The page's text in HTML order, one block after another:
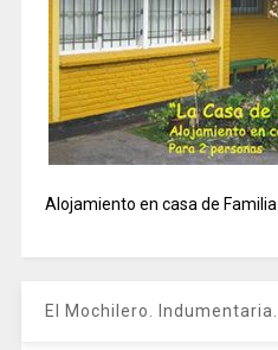
Alojamiento en casa de Familia
El Mochilero. Indumentaria.